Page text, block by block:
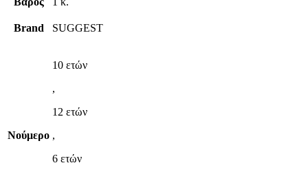
Brand SUGGEST
Νούμερο
10 ετών
,
12 ετών
,
6 ετών